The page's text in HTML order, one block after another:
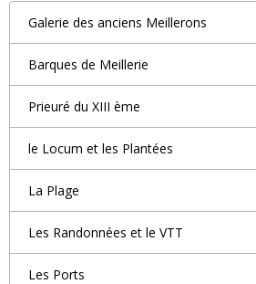
Galerie des anciens Meillerons
Barques de Meillerie
Prieuré du XIII ème
le Locum et les Plantées
La Plage
Les Randonnées et le VTT
Les Ports